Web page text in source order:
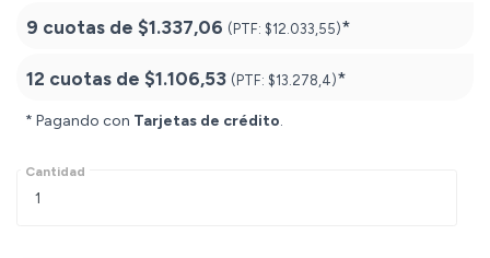
9 cuotas de $1.337,06 (PTF: $12.033,55)*
12 cuotas de $1.106,53 (PTF: $13.278,4)*
* Pagando con Tarjetas de crédito.
Cantidad